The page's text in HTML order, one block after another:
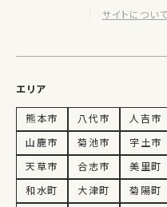
サイトについて
エリア
熊本市 八代市 人吉市
山鹿市
菊池市 宇土市
天草市
合志市 美里町
和水町
大津町 菊陽町